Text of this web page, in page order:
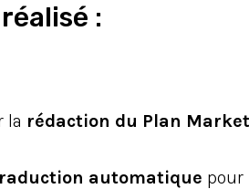
:
la rédaction du Plan
automatique pour